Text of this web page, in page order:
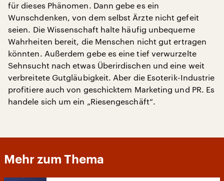
für dieses Phänomen. Dann gebe es ein
Wunschdenken, von dem selbst Ärzte nicht gefeit
seien. Die Wissenschaft halte häufig unbequeme
Wahrheiten bereit, die Menschen nicht gut ertragen
könnten. Außerdem gebe es eine tief verwurzelte
Sehnsucht nach etwas Überirdischen und eine weit
verbreitete Gutgläubigkeit. Aber die Esoterik-Industrie
profitiere auch von geschicktem Marketing und PR. Es
handele sich um ein „Riesengeschäft“.
Mehr zum Thema